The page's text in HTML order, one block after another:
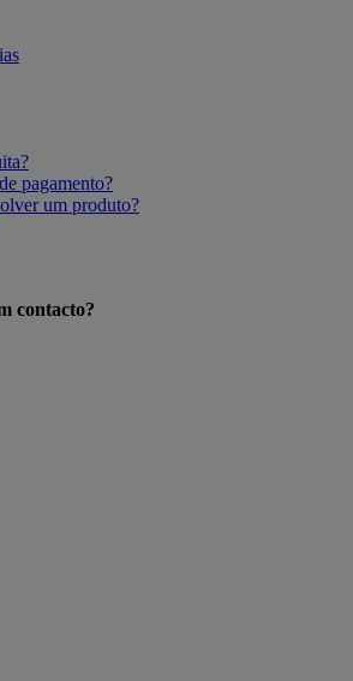
pagamento?
um produto?
contacto?